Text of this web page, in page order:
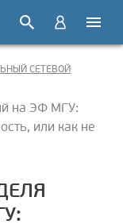
СЕТЕВОЙ
на ЭФ МГУ:
или как не